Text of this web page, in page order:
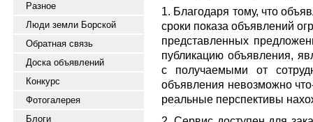
Разное
Люди земли Борской
Обратная связь
Доска объявлений
Конкурс
Фотогалерея
Блоги
1. Благодаря тому, что
сроки показа объявлений
представленных
публикацию объявления,
с получаемыми от
объявления невозможно
реальные перспективы